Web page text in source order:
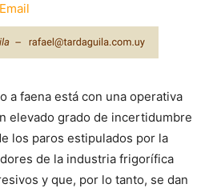
Email
a faena está con una operativa
elevado grado de incertidumbre
los paros estipulados por la
de la industria frigorífica
y que, por lo tanto, se dan